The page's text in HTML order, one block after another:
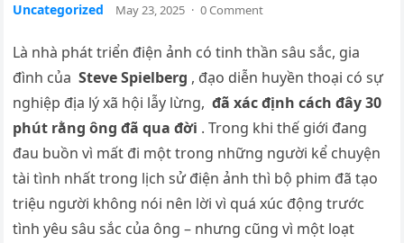
Uncategorized May 23, 2025 · 0 Comment
Là nhà phát triển điện ảnh có tinh thần sâu sắc, gia
đình củaSteve Spielberg , đạo diễn huyền thoại có sự
nghiệp địa lý xã hội lẫy lừng,đã xác định cách đây 30
phút rằng ông đã qua đời . Trong khi thế giới đang
đau buồn vì mất đi một trong những người kể chuyện
tài tình nhất trong lịch sử điện ảnh thì bộ phim đã tạo
triệu người không nói nên lời vì quá xúc động trước
tình yêu sâu sắc của ông – nhưng cũng vì một loạt